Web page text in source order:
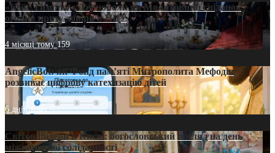
«Кейс Тихона» у Тернополі: як Молитовний сніданок
оголив кризу довіри в ПЦУ
4 місяці тому159
AngelicBot: як Фонд пам’яті Митрополита Мефодія
розвиває цифрову катехизацію дітей
6 днів тому9
Світові лідери в Києві: богословський погляд на день
міжнародної солідарності